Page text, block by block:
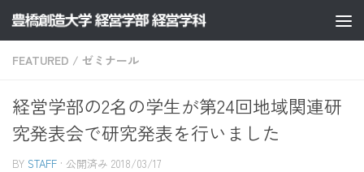
コンテンツへスキップ
FEATURED / ゼミナール
経営学部の2名の学生が第24回地域関連研
究発表会で研究発表を行いました
BY STAFF · 公開済み 2018/03/17